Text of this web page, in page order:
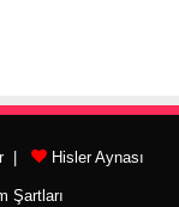
| Hisler Aynası
Şartları